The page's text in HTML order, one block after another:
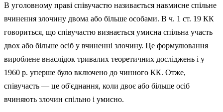
В уголовному праві співучастю називається навмисне спільне
вчинення злочину двома або більше особами. В ч. 1 ст. 19 КК
говориться, що співучастю визнається умисна спільна участь
двох або більше осіб у вчиненні злочину. Це формулювання
вироблене внаслідок тривалих теоретичних досліджень і у
1960 р. уперше було включено до чинного КК. Отже,
співучасть — це об'єднання, коли двоє або більше осіб
вчиняють злочин спільно і умисно.